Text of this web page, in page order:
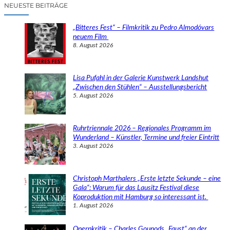
NEUESTE BEITRÄGE
„Bitteres Fest“ – Filmkritik zu Pedro Almodóvars
neuem Film
8. August 2026
Lisa Pufahl in der Galerie Kunstwerk Landshut
„Zwischen den Stühlen“ – Ausstellungsbericht
5. August 2026
Ruhrtriennale 2026 – Regionales Programm im
Wunderland – Künstler, Termine und freier Eintritt
3. August 2026
Christoph Marthalers „Erste letzte Sekunde – eine
Gala“: Warum für das Lausitz Festival diese
Koproduktion mit Hamburg so interessant ist.
1. August 2026